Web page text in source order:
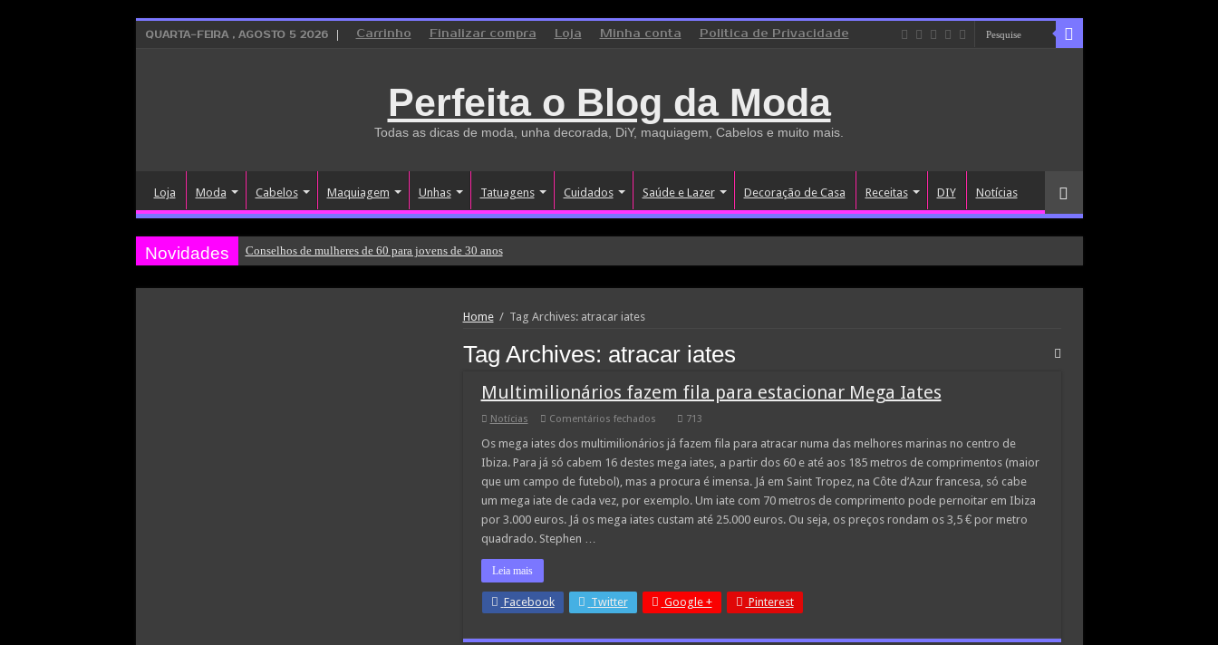
QUARTA-FEIRA , AGOSTO 5 2026 Carrinho Finalizar compra Loja Minha conta Politica de Privacidade
Perfeita o Blog da Moda
Todas as dicas de moda, unha decorada, DiY, maquiagem, Cabelos e muito mais.
Loja Moda Cabelos Maquiagem Unhas Tatuagens Cuidados Saúde e Lazer Decoração de Casa Receitas DIY Notícias
Novidades Conselhos de mulheres de 60 para jovens de 30 anos
Home / Tag Archives: atracar iates
Tag Archives: atracar iates
Multimilionários fazem fila para estacionar Mega Iates
Notícias Comentários fechadosem
fazem
fila
para
estacionar
Mega
Iates
713
Os mega iates dos multimilionários já fazem fila para atracar numa das melhores marinas no centro de
Ibiza. Para já só cabem 16 destes mega iates, a partir dos 60 e até aos 185 metros de comprimentos (maior
que um campo de futebol), mas a procura é imensa. Já em Saint Tropez, na Côte d’Azur francesa, só cabe
um mega iate de cada vez, por exemplo. Um iate com 70 metros de comprimento pode pernoitar em Ibiza
por 3.000 euros. Já os mega iates custam até 25.000 euros. Ou seja, os preços rondam os 3,5 € por metro
quadrado. Stephen …
Leia mais
Facebook Twitter Google + Pinterest